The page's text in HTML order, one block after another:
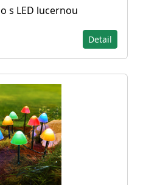
s LED lucernou
Detail